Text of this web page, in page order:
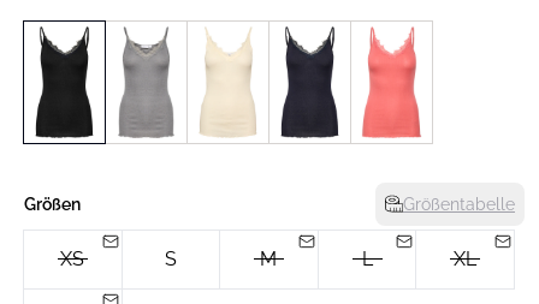
Größen Größentabelle
XS S M L XL